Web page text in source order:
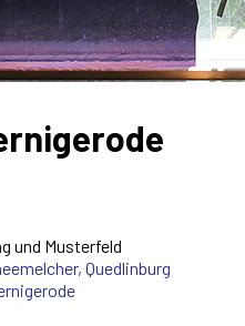
und Musterfeld
Quedlinburg